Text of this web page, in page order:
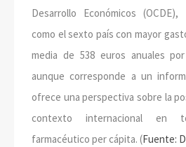
Desarrollo Económicos
como el sexto país con mayor
media de 538 euros anuales
aunque corresponde a un
ofrece una perspectiva sobre la
contexto internacional en
farmacéutico per cápita. (Fuente: